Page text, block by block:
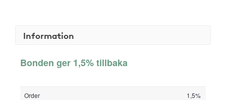
Information
Bonden ger 1,5% tillbaka
Order 1,5%